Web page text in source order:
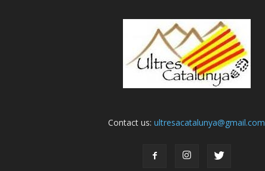
Contact us:ultresacatalunya@gmail.com